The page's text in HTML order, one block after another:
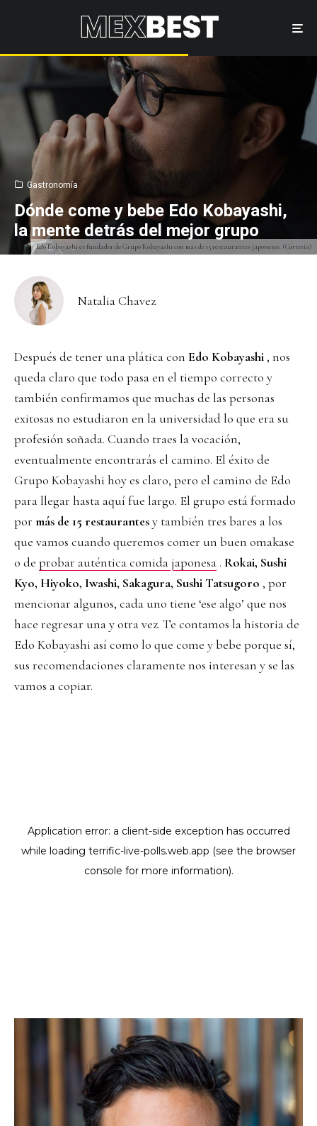
Edo Kobayashi es fundador de Grupo Kobayashi con más de 15 restaurantes japoneses. (Cortesía)
Gastronomía
Dónde come y bebe Edo Kobayashi,
la mente detrás del mejor grupo
Natalia Chavez
Después de tener una plática con Edo Kobayashi , nos
queda claro que todo pasa en el tiempo correcto y
también confirmamos que muchas de las personas
exitosas no estudiaron en la universidad lo que era su
profesión soñada. Cuando traes la vocación,
eventualmente encontrarás el camino. El éxito de
Grupo Kobayashi hoy es claro, pero el camino de Edo
para llegar hasta aquí fue largo. El grupo está formado
por más de 15 restaurantesy también tres bares a los
que vamos cuando queremos comer un buen omakase
o de probar auténtica comida japonesa. Rokai, Sushi
Kyo, Hiyoko, Iwashi, Sakagura, Sushi Tatsugoro , por
mencionar algunos, cada uno tiene ‘ese algo’ que nos
hace regresar una y otra vez. Te contamos la historia de
Edo Kobayashi así como lo que come y bebe porque sí,
sus recomendaciones claramente nos interesan y se las
vamos a copiar.